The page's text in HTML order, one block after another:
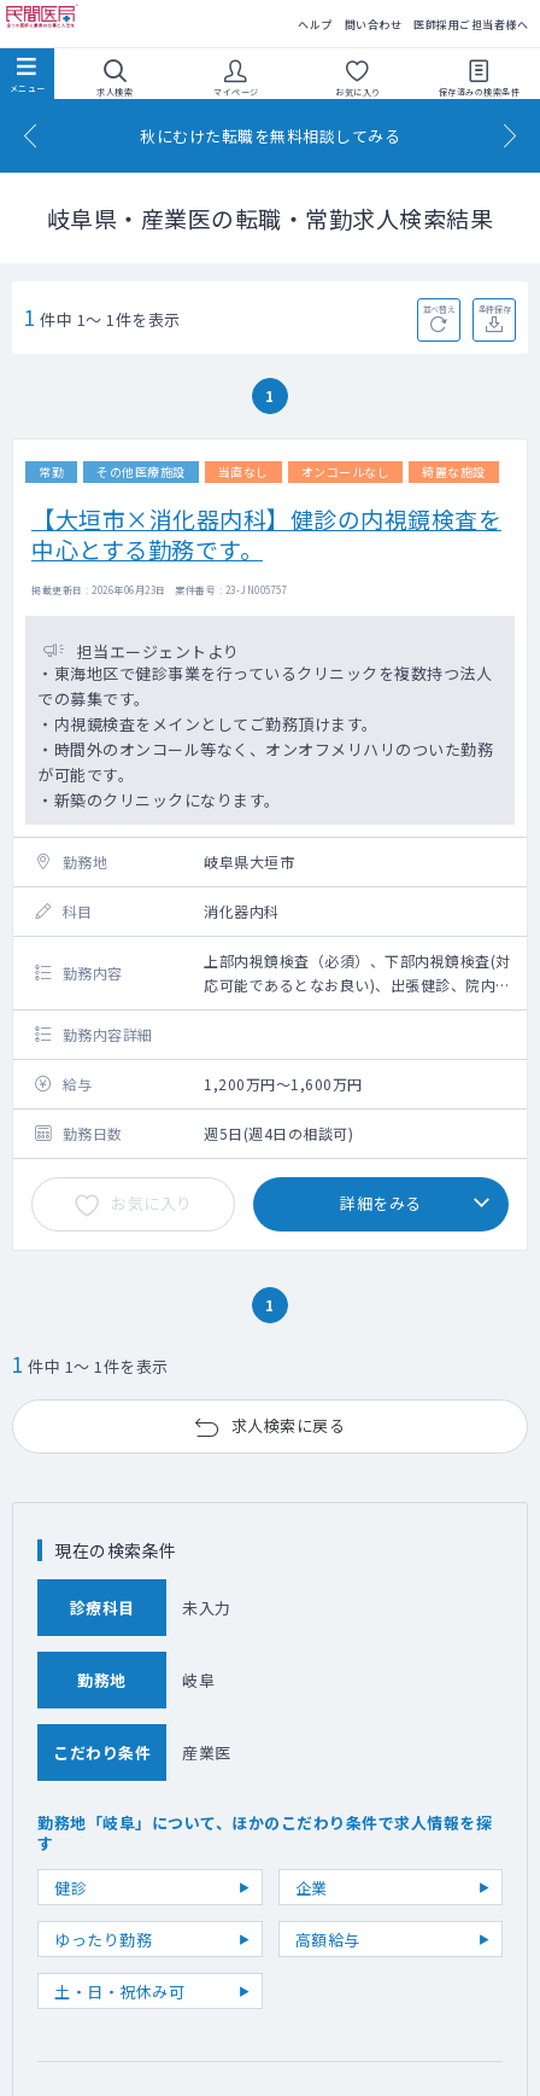
ヘルプ 問い合わせ 医師採用ご担当者様へ
求人検索 マイページ お気に入り 保存済みの検索条件
秋にむけた転職を無料相談してみる
岐阜県・産業医の転職・常勤求人検索結果
1 件中 1～ 1件を表示 並べ替え 条件保存
1
常勤 その他医療施設 当直なし オンコールなし 綺麗な施設
【大垣市×消化器内科】健診の内視鏡検査を
中心とする勤務です。
掲載更新日 : 2026年06月23日 案件番号 : 23-JN005757
担当エージェントより
・東海地区で健診事業を行っているクリニックを複数持つ法人
での募集です。
・内視鏡検査をメインとしてご勤務頂けます。
・時間外のオンコール等なく、オンオフメリハリのついた勤務
が可能です。
・新築のクリニックになります。
勤務地 岐阜県大垣市
科目 消化器内科
勤務内容
上部内視鏡検査（必須）、下部内視鏡検査(対
応可能であるとなお良い)、出張健診、院内健
診（一般健診）、胃部読影（できるとい
い）
勤務内容詳細
給与 1,200万円～1,600万円
勤務日数 週5日(週4日の相談可)
お気に入り 詳細をみる
1
1 件中 1～ 1件を表示
求人検索に戻る
現在の検索条件
診療科目 未入力
勤務地 岐阜
こだわり条件 産業医
勤務地「岐阜」について、ほかのこだわり条件で求人情報を探
す
健診
企業
ゆったり勤務 高額給与
土・日・祝休み可